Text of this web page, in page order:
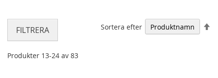
Produkter 13-24 av 83
Sortera efter
FILTRERA